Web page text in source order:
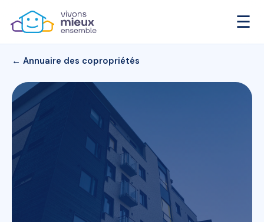
☰
← Annuaire des copropriétés